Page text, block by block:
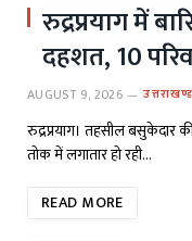
रुद्रप्रयाग में
दहशत, 10
AUGUST 9, 2026 उत्तराखण्ड
रुद्रप्रयाग। तहसील बसुकेदार
तोक में लगातार हो रही…
READ MORE